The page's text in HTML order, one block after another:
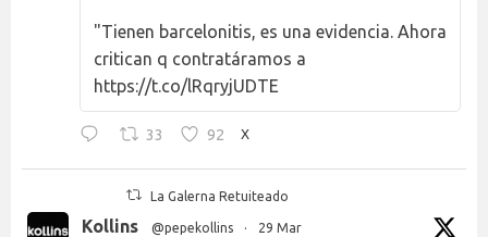
"Tienen barcelonitis, es una evidencia. Ahora
critican q contratáramos a
https://t.co/lRqryjUDTE
33 92 X
La Galerna Retuiteado
Kollins @pepekollins · 29 Mar